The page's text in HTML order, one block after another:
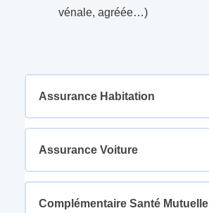
vénale, agréée…)
Assurance Habitation
Assurance Voiture
Complémentaire Santé Mutuelle